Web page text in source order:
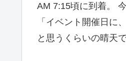
AM 7:15頃に到着。
「イベント開催日に
と思うくらいの晴天で